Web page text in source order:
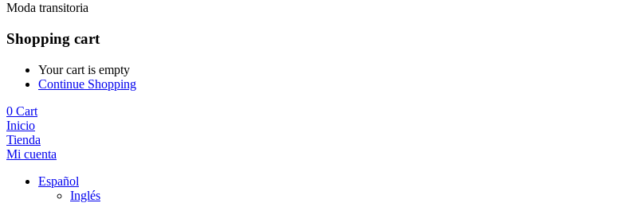
Moda transitoria
Shopping cart
Your cart is empty
Continue Shopping
0 Cart
Inicio
Tienda
Mi cuenta
Español
Inglés